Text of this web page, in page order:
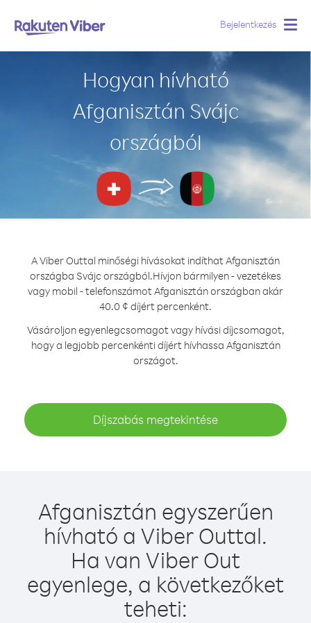
Bejelentkezés
Hogyan hívható
Afganisztán Svájc
országból
A Viber Outtal minőségi hívásokat indíthat Afganisztán
országba Svájc országból.Hívjon bármilyen - vezetékes
vagy mobil - telefonszámot Afganisztán országban akár
40.0 ¢ díjért percenként.
Vásároljon egyenlegcsomagot vagy hívási díjcsomagot,
hogy a legjobb percenkénti díjért hívhassa Afganisztán
országot.
Díjszabás megtekintése
Afganisztán egyszerűen
hívható a Viber Outtal.
Ha van Viber Out
egyenlege, a következőket
teheti: